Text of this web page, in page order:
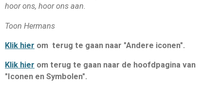
hoor ons, hoor ons aan.
Toon Hermans
Klik hier om terug te gaan naar "Andere iconen".
Klik hier om terug te gaan naar de hoofdpagina van
"Iconen en Symbolen".